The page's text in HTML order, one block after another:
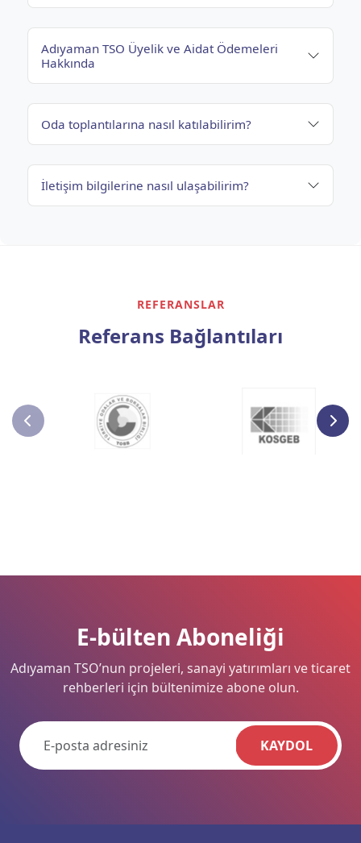
Adıyaman TSO Üyelik ve Aidat Ödemeleri
Hakkında
Oda toplantılarına nasıl katılabilirim?
İletişim bilgilerine nasıl ulaşabilirim?
REFERANSLAR
Referans Bağlantıları
E-bülten Aboneliği
Adıyaman TSO’nun projeleri, sanayi yatırımları ve ticaret
rehberleri için bültenimize abone olun.
KAYDOL